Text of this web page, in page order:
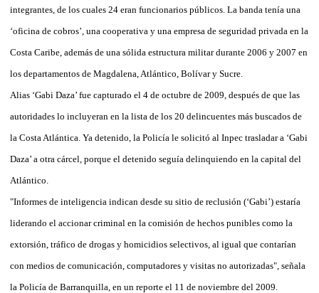
integrantes, de los cuales 24 eran funcionarios públicos. La banda tenía una
‘oficina de cobros’, una cooperativa y una empresa de seguridad privada en la
Costa Caribe, además de una sólida estructura militar durante 2006 y 2007 en
los departamentos de Magdalena, Atlántico, Bolívar y Sucre.
Alias ‘Gabi Daza’ fue capturado el 4 de octubre de 2009, después de que las
autoridades lo incluyeran en la lista de los 20 delincuentes más buscados de
la Costa Atlántica. Ya detenido, la Policía le solicitó al Inpec trasladar a ‘Gabi
Daza’ a otra cárcel, porque el detenido seguía delinquiendo en la capital del
Atlántico.
"Informes de inteligencia indican desde su sitio de reclusión (‘Gabi’) estaría
liderando el accionar criminal en la comisión de hechos punibles como la
extorsión, tráfico de drogas y homicidios selectivos, al igual que contarían
con medios de comunicación, computadores y visitas no autorizadas", señala
la Policía de Barranquilla, en un reporte el 11 de noviembre del 2009.